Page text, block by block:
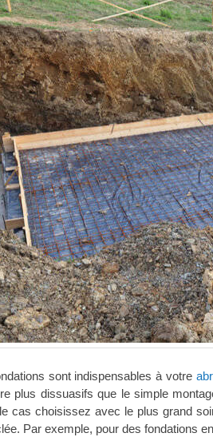
sont indispensables à votre
plus dissuasifs que le simple
cas choisissez avec le plus grand
Par exemple, pour des fondations